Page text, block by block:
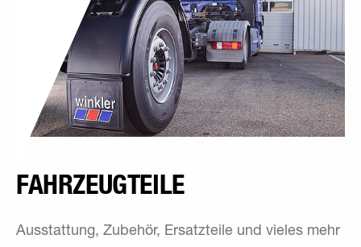
FAHRZEUG­TEILE
Ausstattung, Zubehör, Ersatzteile und vieles mehr